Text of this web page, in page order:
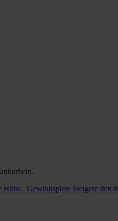
Höhe. Gewinnspiele Steigere den